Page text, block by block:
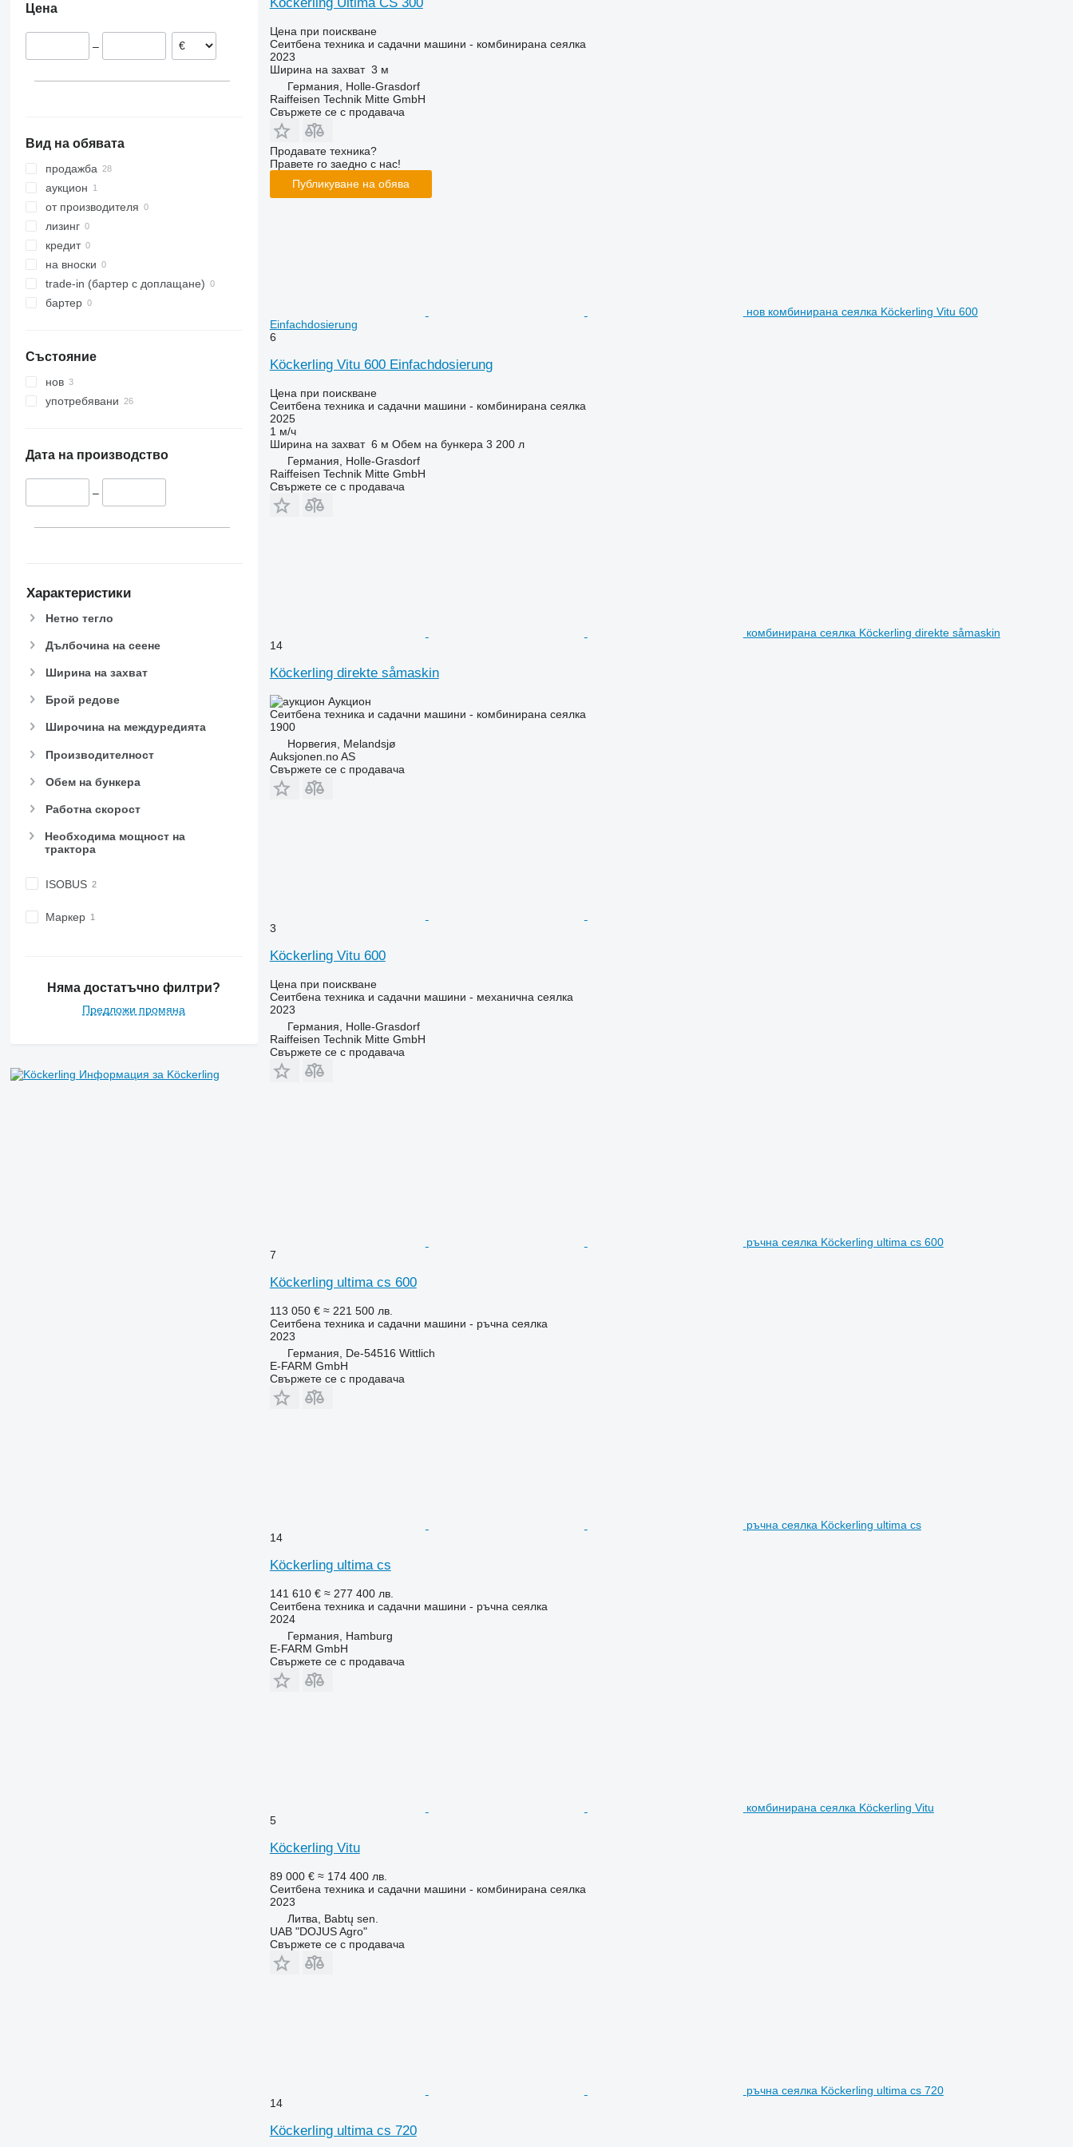
Норвегия
Литва
Цена
–
Вид на обявата
продажба
аукцион
от производителя
лизинг
кредит
на вноски
trade-in (бартер с доплащане)
бартер
Състояние
нов
употребявани
Дата на производство
–
Характеристики
Нетно тегло
Дълбочина на сеене
Ширина на захват
Брой редове
Широчина на междуредията
Производителност
Обем на бункера
Работна скорост
Необходима мощност на
трактора
ISOBUS
Маркер
Няма достатъчно филтри?
Предложи промяна
Информация за Köckerling
Цена при поискване
Сеитбена техника и садачни машини - комбинирана сеялка
2023
Ширина на захват 3 м
Германия, Holle-Grasdorf
Raiffeisen Technik Mitte GmbH
Свържете се с продавача
Продавате техника?
Правете го заедно с нас!
Публикуване на обява
нов комбинирана сеялка Köckerling Vitu 600
Einfachdosierung
6
Köckerling Vitu 600 Einfachdosierung
Цена при поискване
Сеитбена техника и садачни машини - комбинирана сеялка
2025
1 м/ч
Ширина на захват 6 м Обем на бункера 3 200 л
Германия, Holle-Grasdorf
Raiffeisen Technik Mitte GmbH
Свържете се с продавача
комбинирана сеялка Köckerling direkte såmaskin
14
Köckerling direkte såmaskin
Аукцион
Сеитбена техника и садачни машини - комбинирана сеялка
1900
Норвегия, Melandsjø
Auksjonen.no AS
Свържете се с продавача
3
Köckerling Vitu 600
Цена при поискване
Сеитбена техника и садачни машини - механична сеялка
2023
Германия, Holle-Grasdorf
Raiffeisen Technik Mitte GmbH
Свържете се с продавача
ръчна сеялка Köckerling ultima cs 600
7
Köckerling ultima cs 600
113 050 € ≈ 221 500 лв.
Сеитбена техника и садачни машини - ръчна сеялка
2023
Германия, De-54516 Wittlich
E-FARM GmbH
Свържете се с продавача
ръчна сеялка Köckerling ultima cs
14
Köckerling ultima cs
141 610 € ≈ 277 400 лв.
Сеитбена техника и садачни машини - ръчна сеялка
2024
Германия, Hamburg
E-FARM GmbH
Свържете се с продавача
комбинирана сеялка Köckerling Vitu
5
Köckerling Vitu
89 000 € ≈ 174 400 лв.
Сеитбена техника и садачни машини - комбинирана сеялка
2023
Литва, Babtų sen.
UAB "DOJUS Agro"
Свържете се с продавача
ръчна сеялка Köckerling ultima cs 720
14
Köckerling ultima cs 720